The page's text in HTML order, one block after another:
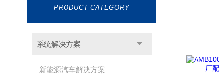
PRODUCT CATEGORY
系统解决方案
新能源汽车解决方案